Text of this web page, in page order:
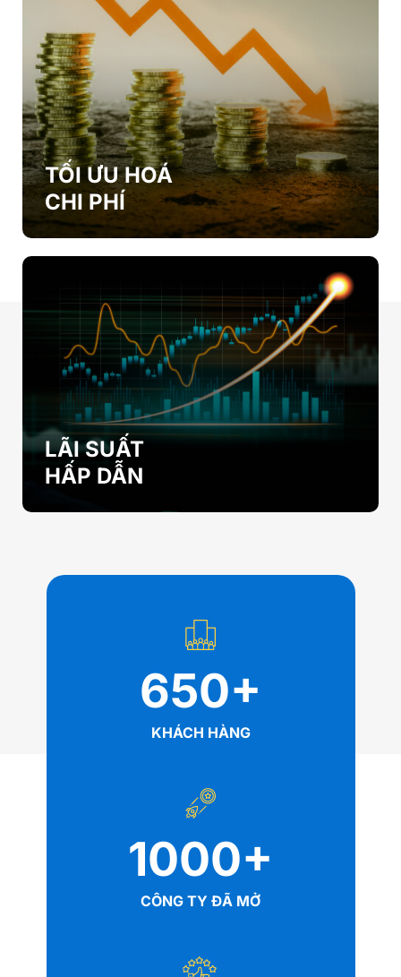
TỐI ƯU HOÁ
CHI PHÍ
LÃI SUẤT
HẤP DẪN
650+
KHÁCH HÀNG
1000+
CÔNG TY ĐÃ MỞ